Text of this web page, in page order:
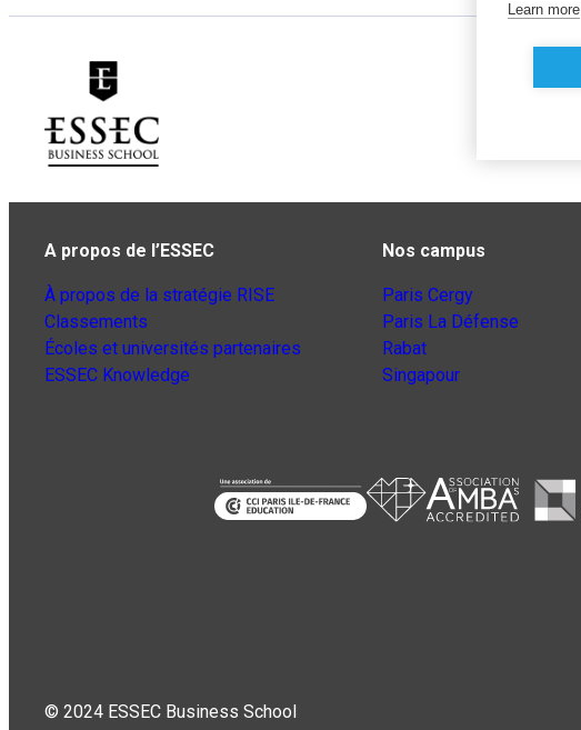
A propos de l’ESSEC
À propos de la stratégie RISE
Classements
Écoles et universités partenaires
ESSEC Knowledge
Nos campus
Paris Cergy
Paris La Défense
Rabat
Singapour
© 2024 ESSEC Business School
Learn more